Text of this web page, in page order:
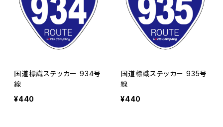
国道標識ステッカー 934号
線
¥440
国道標識ステッカー 935号
線
¥440